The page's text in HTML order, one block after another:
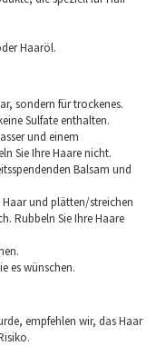
Haaröl.
sondern für trockenes.
Sulfate enthalten.
und einem
Sie Ihre Haare nicht.
Balsam und
Haar und plätten/streichen
Rubbeln Sie Ihre Haare
es wünschen.
empfehlen wir, das Haar